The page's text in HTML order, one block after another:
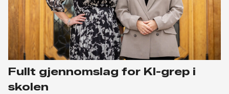
Fullt gjennomslag for KI-grep i
skolen